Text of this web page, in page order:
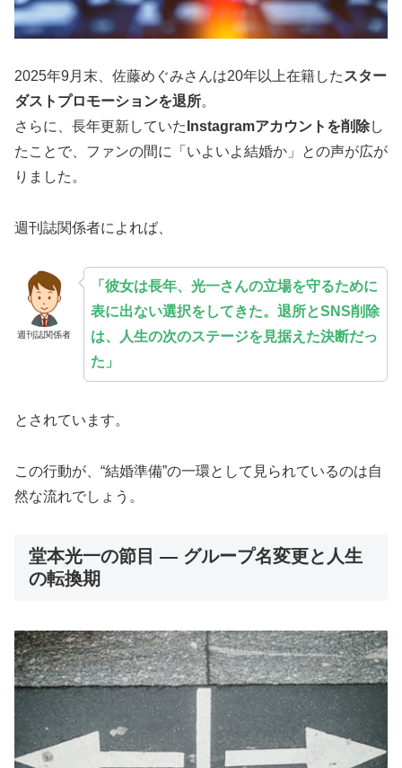
2025年9月末、佐藤めぐみさんは20年以上在籍したスター
ダストプロモーションを退所。
さらに、長年更新していた Instagramアカウントを削除し
たことで、ファンの間に「いよいよ結婚か」との声が広が
りました。
週刊誌関係者によれば、
週刊誌関係者
「彼女は長年、光一さんの立場を守るために
表に出ない選択をしてきた。退所とSNS削除
は、人生の次のステージを見据えた決断だっ
た」
とされています。
この行動が、“結婚準備”の一環として見られているのは自
然な流れでしょう。
堂本光一の節目 ― グループ名変更と人生
の転換期